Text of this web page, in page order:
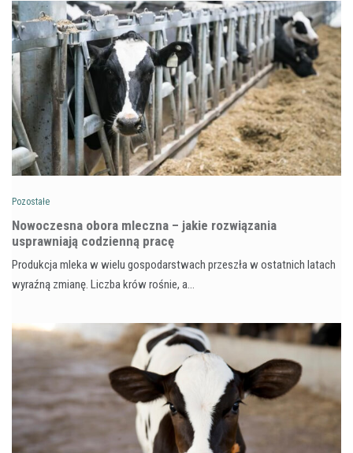
Pozostałe
Nowoczesna obora mleczna – jakie rozwiązania
usprawniają codzienną pracę
Produkcja mleka w wielu gospodarstwach przeszła w ostatnich latach
wyraźną zmianę. Liczba krów rośnie, a…